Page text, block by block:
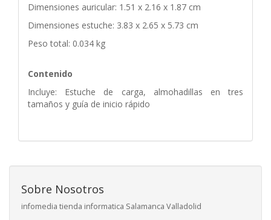
Dimensiones auricular: 1.51 x 2.16 x 1.87 cm
Dimensiones estuche: 3.83 x 2.65 x 5.73 cm
Peso total: 0.034 kg
Contenido
Incluye: Estuche de carga, almohadillas en tres
tamaños y guía de inicio rápido
Sobre Nosotros
infomedia tienda informatica Salamanca Valladolid